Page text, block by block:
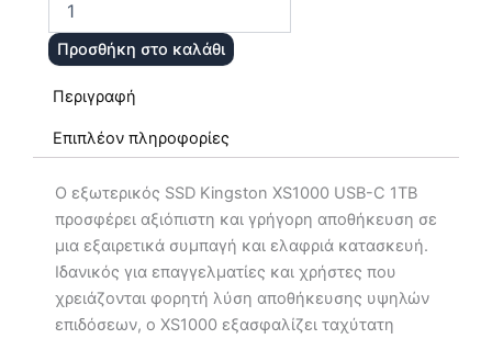
Εξωτερικός
SSD
Μαύρο
Προσθήκη στο καλάθι
Περιγραφή
Επιπλέον πληροφορίες
Ο εξωτερικός SSD Kingston XS1000 USB-C 1TB
προσφέρει αξιόπιστη και γρήγορη αποθήκευση σε
μια εξαιρετικά συμπαγή και ελαφριά κατασκευή.
Ιδανικός για επαγγελματίες και χρήστες που
χρειάζονται φορητή λύση αποθήκευσης υψηλών
επιδόσεων, ο XS1000 εξασφαλίζει ταχύτατη